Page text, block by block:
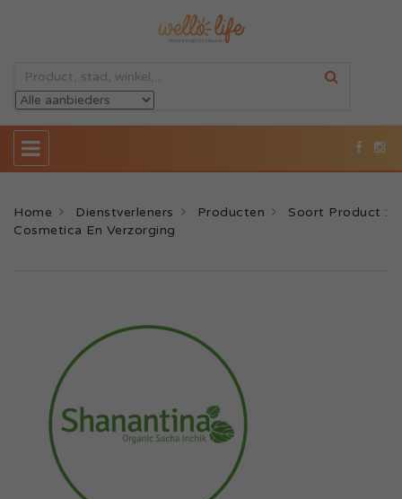
Home Dienstverleners Producten
Soort Product :
Cosmetica En Verzorging